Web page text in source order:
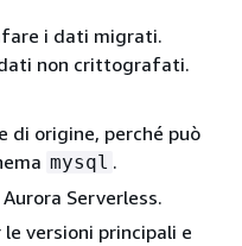
i dati migrati.
dati non crittografati.
di origine, perché può
mysql .
Serverless.
versioni principali e